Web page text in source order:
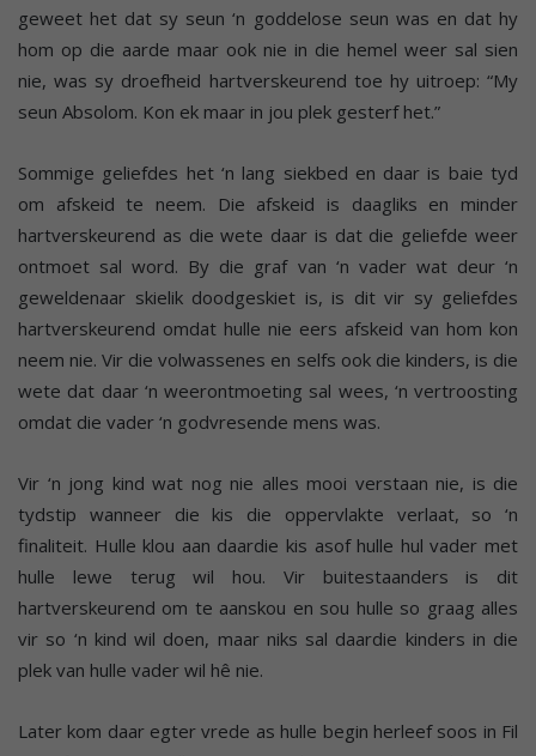
geweet het dat sy seun ‘n goddelose seun was en dat hy
hom op die aarde maar ook nie in die hemel weer sal sien
nie, was sy droefheid hartverskeurend toe hy uitroep: “My
seun Absolom. Kon ek maar in jou plek gesterf het.”
Sommige geliefdes het ‘n lang siekbed en daar is baie tyd
om afskeid te neem. Die afskeid is daagliks en minder
hartverskeurend as die wete daar is dat die geliefde weer
ontmoet sal word. By die graf van ‘n vader wat deur ‘n
geweldenaar skielik doodgeskiet is, is dit vir sy geliefdes
hartverskeurend omdat hulle nie eers afskeid van hom kon
neem nie. Vir die volwassenes en selfs ook die kinders, is die
wete dat daar ‘n weerontmoeting sal wees, ‘n vertroosting
omdat die vader ‘n godvresende mens was.
Vir ‘n jong kind wat nog nie alles mooi verstaan nie, is die
tydstip wanneer die kis die oppervlakte verlaat, so ‘n
finaliteit. Hulle klou aan daardie kis asof hulle hul vader met
hulle lewe terug wil hou. Vir buitestaanders is dit
hartverskeurend om te aanskou en sou hulle so graag alles
vir so ‘n kind wil doen, maar niks sal daardie kinders in die
plek van hulle vader wil hê nie.
Later kom daar egter vrede as hulle begin herleef soos in Fil